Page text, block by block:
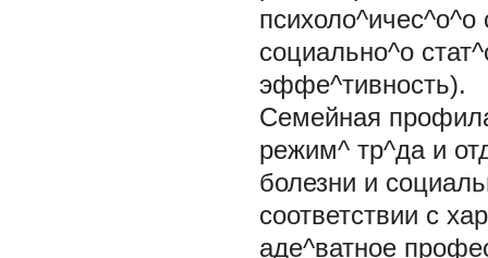
психоло^ичес^о^о
социально^о
эффе^тивность).
Семейная
режим^ тр^да и
болезни и
соответствии с
аде^ватное